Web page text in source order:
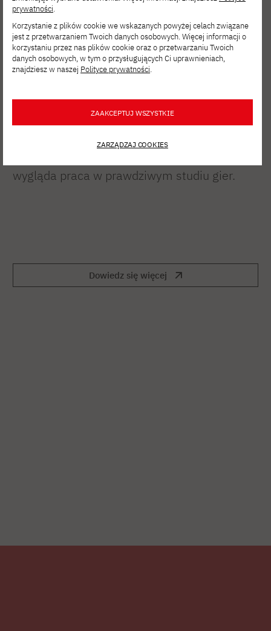
Grupa studentów z całego świata zebrała się,
aby wspólnie wykonać wyjątkowy krok na
swojej ścieżce zawodowej. Przez cztery
czterema różnymi grami. W tym czasie
doskonalili swoje umiejętności kreatywnej
wygląda praca w prawdziwym studiu gier.
Dowiedz się więcej
prywatności.
Korzystanie z plików cookie we wskazanych powyżej celach związane
jest z przetwarzaniem Twoich danych osobowych. Więcej informacji o
korzystaniu przez nas plików cookie oraz o przetwarzaniu Twoich
danych osobowych, w tym o przysługujących Ci uprawnieniach,
znajdziesz w naszej Polityce prywatności.
ZAAKCEPTUJ WSZYSTKIE
ZARZĄDZAJ COOKIES